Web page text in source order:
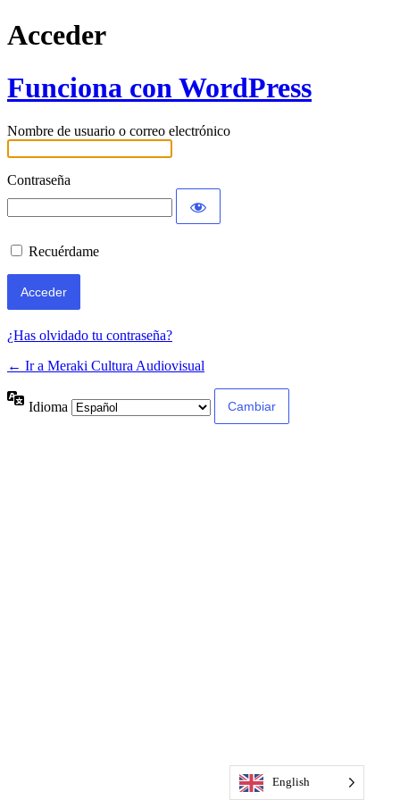
Acceder
Funciona con WordPress
Nombre de usuario o correo electrónico
Contraseña
Recuérdame
¿Has olvidado tu contraseña?
← Ir a Meraki Cultura Audiovisual
Idioma
English